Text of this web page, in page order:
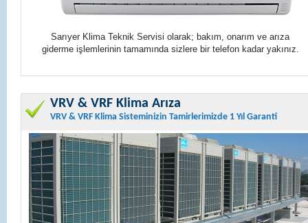
Sarıyer Klima Teknik Servisi olarak; bakım, onarım ve arıza
giderme işlemlerinin tamamında sizlere bir telefon kadar yakınız.
VRV & VRF Klima Arıza
VRV & VRF Klima Sisteminizin Tamirlerimizde 1 Yıl Garanti